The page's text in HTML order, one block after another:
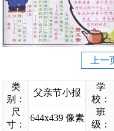
上一
类
别：
父亲节小报
学
校：
尺
寸：
644x439 像素
班
级：